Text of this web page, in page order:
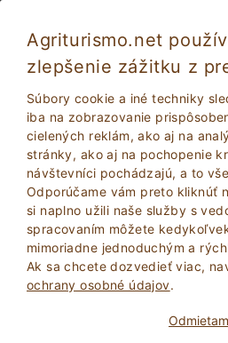
Agriturismo.net
zlepšenie zážitku z
Súbory cookie a iné techniky
iba na zobrazovanie
cielených reklám, ako aj na
stránky, ako aj na pochopenie
návštevníci pochádzajú, a to
Odporúčame vám preto kliknúť
si naplno užili naše služby s
spracovaním môžete
mimoriadne jednoduchým a
Ak sa chcete dozvedieť viac,
ochrany osobné údajov.
Odmietam
2Dospelí
0Deti